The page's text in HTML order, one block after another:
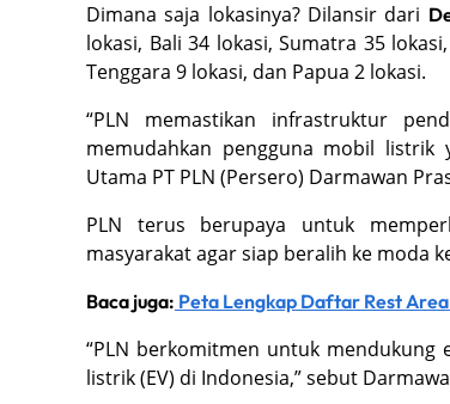
Dimana saja lokasinya? Dilansir dari
lokasi, Bali 34 lokasi, Sumatra 35
Tenggara 9 lokasi, dan Papua 2 lokasi.
“PLN memastikan infrastruktur
memudahkan pengguna mobil listrik
Utama PT PLN (Persero) Darmawan
PLN terus berupaya untuk
masyarakat agar siap beralih ke moda
Baca juga: Peta Lengkap Daftar Rest
“PLN berkomitmen untuk
listrik (EV) di Indonesia,” sebut